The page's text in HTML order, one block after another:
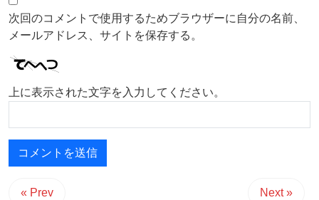
次回のコメントで使用するためブラウザーに自分の名前、
メールアドレス、サイトを保存する。
上に表示された文字を入力してください。
« Prev Next »